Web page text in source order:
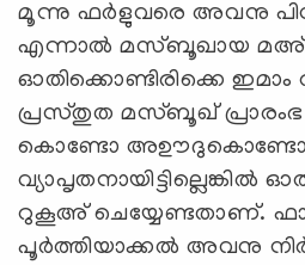
മൂന്നു ഫര്‍ളുവരെ അവനു
എന്നാല്‍ മസ്ബൂഖായ
ഓതിക്കൊണ്ടിരിക്കെ
പ്രസ്തുത മസ്ബൂഖ് പ്രാരംഭ
കൊണ്ടോ അഊദുകൊണ്ടോ
വ്യാപൃതനായിട്ടില്ലെങ്കില്‍
റുകൂഅ് ചെയ്യേണ്ടതാണ്.
പൂര്‍ത്തിയാക്കല്‍ അവനു